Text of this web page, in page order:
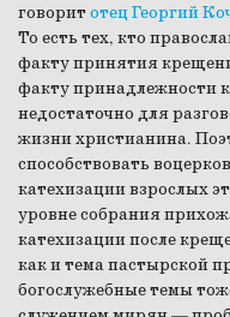
говоритотец Георгий
То есть тех, кто
факту принятия
факту принадлежности
недостаточно для
жизни христианина.
способствовать
катехизации взрослых
уровне собрания
катехизации после
как и тема пастырской
богослужебные темы